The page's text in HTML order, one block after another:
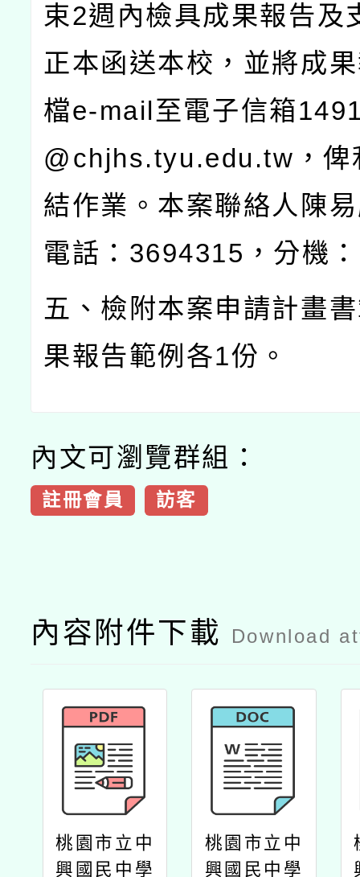
束2週內檢具成果報告及
正本函送本校，並將成
檔e-mail至電子信箱
@chjhs.tyu.edu.tw ，
結作業。本案聯絡人陳
電話： 3694315 ，分機：
五、檢附本案申請計畫
果報告範例各1份。
內文可瀏覽群組：
註冊會員 訪客
內容附件下載 Download
桃園市立中
興國民中學
桃園市立中
興國民中學